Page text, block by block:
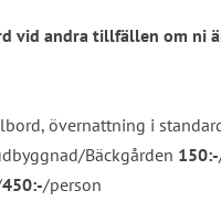
vid andra tillfällen om ni
övernattning i
Bäckgården 150:-
450:-/person